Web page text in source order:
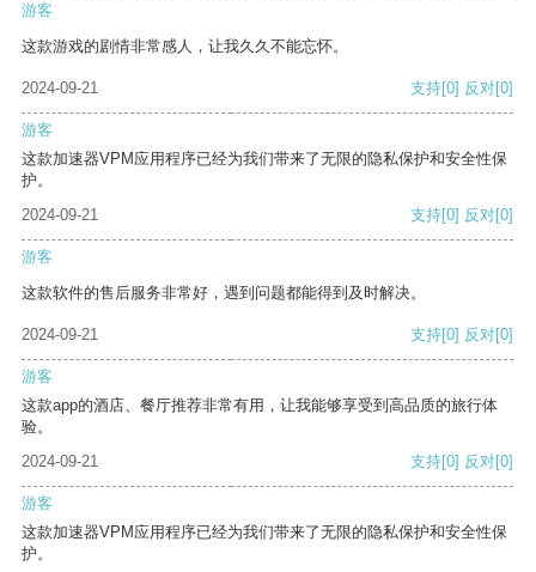
游客
这款游戏的剧情非常感人，让我久久不能忘怀。
2024-09-21 支持[0] 反对[0]
游客
这款加速器VPM应用程序已经为我们带来了无限的隐私保护和安全性保
护。
2024-09-21
支持[0] 反对[0]
游客
这款软件的售后服务非常好，遇到问题都能得到及时解决。
2024-09-21 支持[0] 反对[0]
游客
这款app的酒店、餐厅推荐非常有用，让我能够享受到高品质的旅行体
验。
2024-09-21
支持[0] 反对[0]
游客
这款加速器VPM应用程序已经为我们带来了无限的隐私保护和安全性保
护。